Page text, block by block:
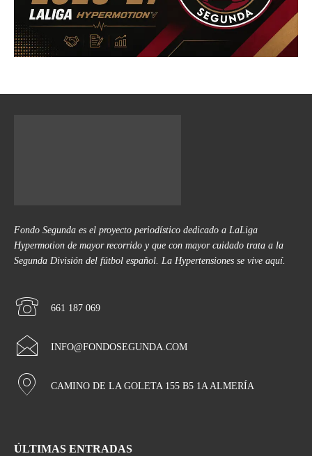
Fondo Segunda es el proyecto periodístico dedicado a LaLiga
Hypermotion de mayor recorrido y que con mayor cuidado trata a la
Segunda División del fútbol español. La Hypertensiones se vive aquí.
661 187 069
INFO@FONDOSEGUNDA.COM
CAMINO DE LA GOLETA 155 B5 1A ALMERÍA
ÚLTIMAS ENTRADAS